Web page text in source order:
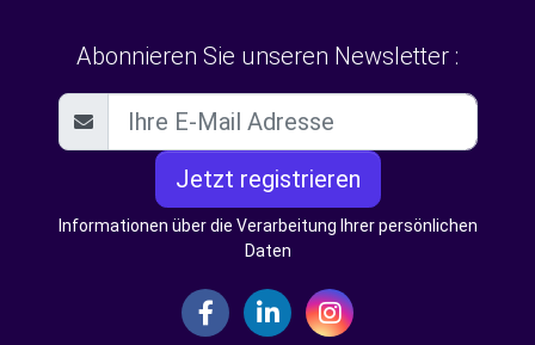
Abonnieren Sie unseren Newsletter :
Jetzt registrieren
Informationen über die Verarbeitung Ihrer persönlichen
Daten